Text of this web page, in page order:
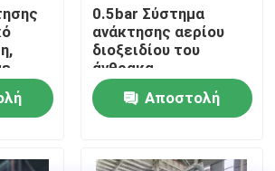
PSA
υψηλής αγνότητας
0.5bar Σύστημα
ανάκτησης αερίου
διοξειδίου του
άνθρακα
Εξοικονόμηση
ενέργειας Μικρή
συντήρηση
Αποστολή